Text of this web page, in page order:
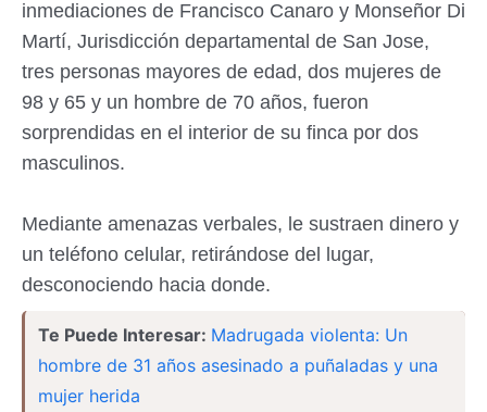
inmediaciones de Francisco Canaro y Monseñor Di
Martí, Jurisdicción departamental de San Jose,
tres personas mayores de edad, dos mujeres de
98 y 65 y un hombre de 70 años, fueron
sorprendidas en el interior de su finca por dos
masculinos.
Mediante amenazas verbales, le sustraen dinero y
un teléfono celular, retirándose del lugar,
desconociendo hacia donde.
Te Puede Interesar: Madrugada violenta: Un
hombre de 31 años asesinado a puñaladas y una
mujer herida